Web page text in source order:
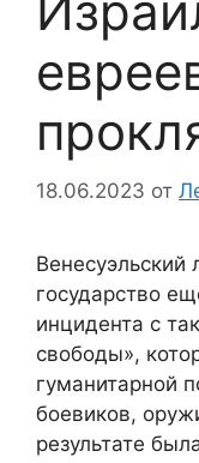
18.06.2023 от
Венесуэльский
государство
инцидента с
свободы»,
гуманитарной
боевиков,
результате